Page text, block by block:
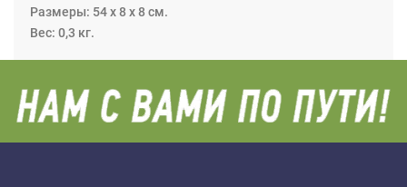
Размеры: 54 x 8 x 8 см.
Вес: 0,3 кг.